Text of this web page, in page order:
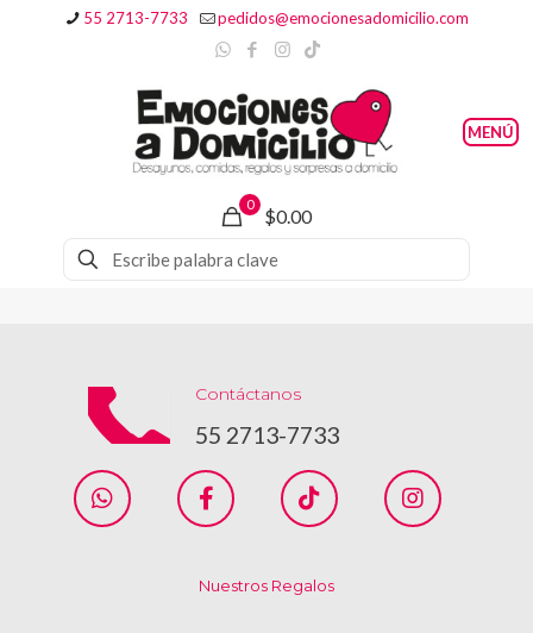
55 2713-7733 pedidos@emocionesadomicilio.com
0
$0.00
Contáctanos
55 2713-7733
Nuestros Regalos